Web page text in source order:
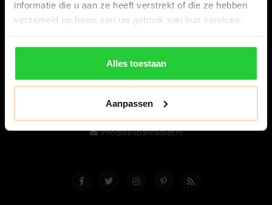
informatie die u aan ze heeft verstrekt of die ze hebben
verzameld op basis van uw gebruik van hun services.
Alles toestaan
Aanpassen
Bespanracket.nl is dé racketspecialist van Lelystad en
omstreken.
Snijdersstraat 6
8224 AA Lelystad
Nederland
06-57276080
info@bespanracket.nl